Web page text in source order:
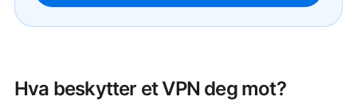
Hva beskytter et VPN deg mot?